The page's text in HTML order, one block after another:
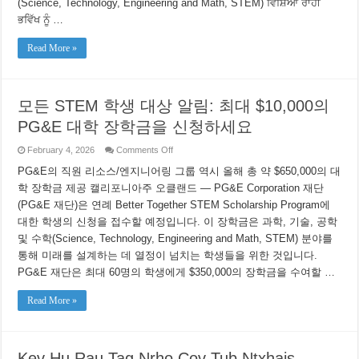
ਲਈ
(Science, Technology, Engineering and Math, STEM) ਵਿਸ਼ਿਆਂ ਰਾਹੀਂ
ਭਵਿੱਖ ਨੂੰ …
Read More »
모든 STEM 학생 대상 알림: 최대 $10,000의
PG&E 대학 장학금을 신청하세요
February 4, 2026 Comments Offon
든
STEM
학
생
대
상
알
림:
대
학
PG&E의 직원 리소스/엔지니어링 그룹 역시 올해 총 약 $650,000의 대
학 장학금 제공 캘리포니아주 오클랜드 — PG&E Corporation 재단
(PG&E 재단)은 연례 Better Together STEM Scholarship Program에
대한 학생의 신청을 접수할 예정입니다. 이 장학금은 과학, 기술, 공학
및 수학(Science, Technology, Engineering and Math, STEM) 분야를
통해 미래를 설계하는 데 열정이 넘치는 학생들을 위한 것입니다.
PG&E 재단은 최대 60명의 학생에게 $350,000의 장학금을 수여할 …
Read More »